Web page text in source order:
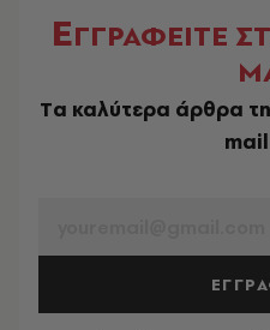
ΕΓΓΡΑΦΕΙΤΕ
Tα καλύτερα άρθρα